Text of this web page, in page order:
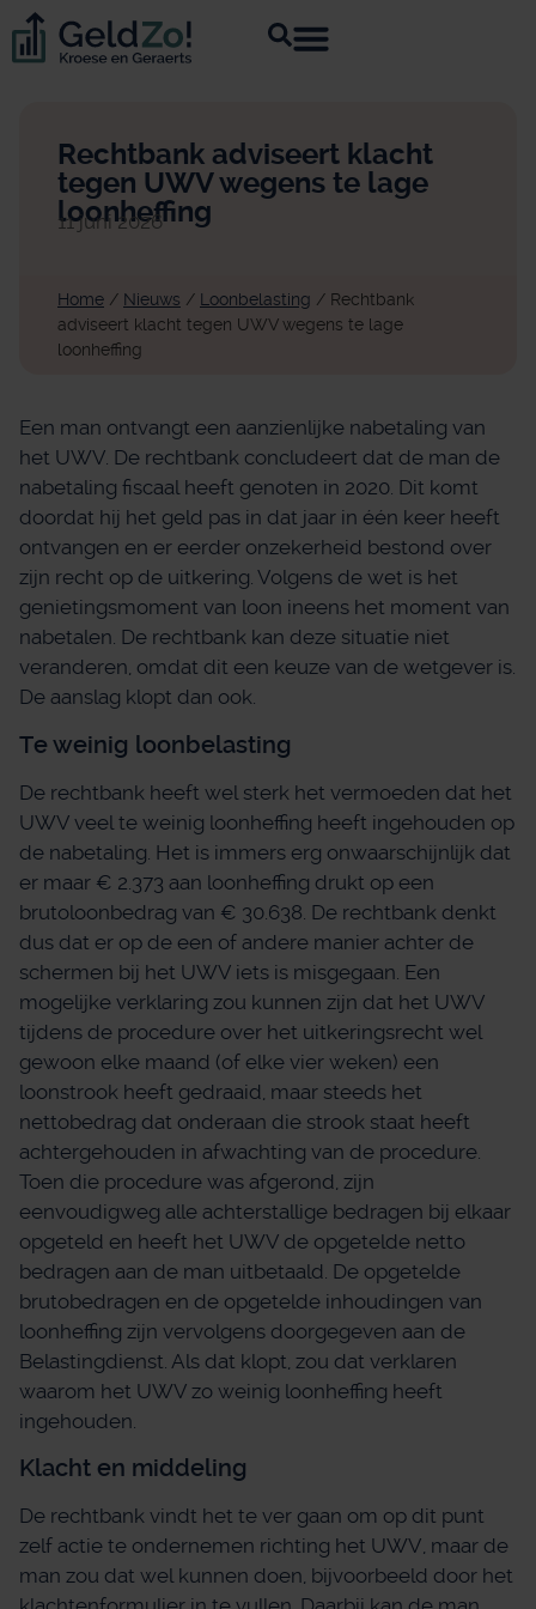
Rechtbank adviseert klacht
tegen UWV wegens te lage
loonheffing
11 juni 2026
Home / Nieuws / Loonbelasting / Rechtbank
adviseert klacht tegen UWV wegens te lage
loonheffing
Een man ontvangt een aanzienlijke nabetaling van
het UWV. De rechtbank concludeert dat de man de
nabetaling fiscaal heeft genoten in 2020. Dit komt
doordat hij het geld pas in dat jaar in één keer heeft
ontvangen en er eerder onzekerheid bestond over
zijn recht op de uitkering. Volgens de wet is het
genietingsmoment van loon ineens het moment van
nabetalen. De rechtbank kan deze situatie niet
veranderen, omdat dit een keuze van de wetgever is.
De aanslag klopt dan ook.
Te weinig loonbelasting
De rechtbank heeft wel sterk het vermoeden dat het
UWV veel te weinig loonheffing heeft ingehouden op
de nabetaling. Het is immers erg onwaarschijnlijk dat
er maar € 2.373 aan loonheffing drukt op een
brutoloonbedrag van € 30.638. De rechtbank denkt
dus dat er op de een of andere manier achter de
schermen bij het UWV iets is misgegaan. Een
mogelijke verklaring zou kunnen zijn dat het UWV
tijdens de procedure over het uitkeringsrecht wel
gewoon elke maand (of elke vier weken) een
loonstrook heeft gedraaid, maar steeds het
nettobedrag dat onderaan die strook staat heeft
achtergehouden in afwachting van de procedure.
Toen die procedure was afgerond, zijn
eenvoudigweg alle achterstallige bedragen bij elkaar
opgeteld en heeft het UWV de opgetelde netto
bedragen aan de man uitbetaald. De opgetelde
brutobedragen en de opgetelde inhoudingen van
loonheffing zijn vervolgens doorgegeven aan de
Belastingdienst. Als dat klopt, zou dat verklaren
waarom het UWV zo weinig loonheffing heeft
ingehouden.
Klacht en middeling
De rechtbank vindt het te ver gaan om op dit punt
zelf actie te ondernemen richting het UWV, maar de
man zou dat wel kunnen doen, bijvoorbeeld door het